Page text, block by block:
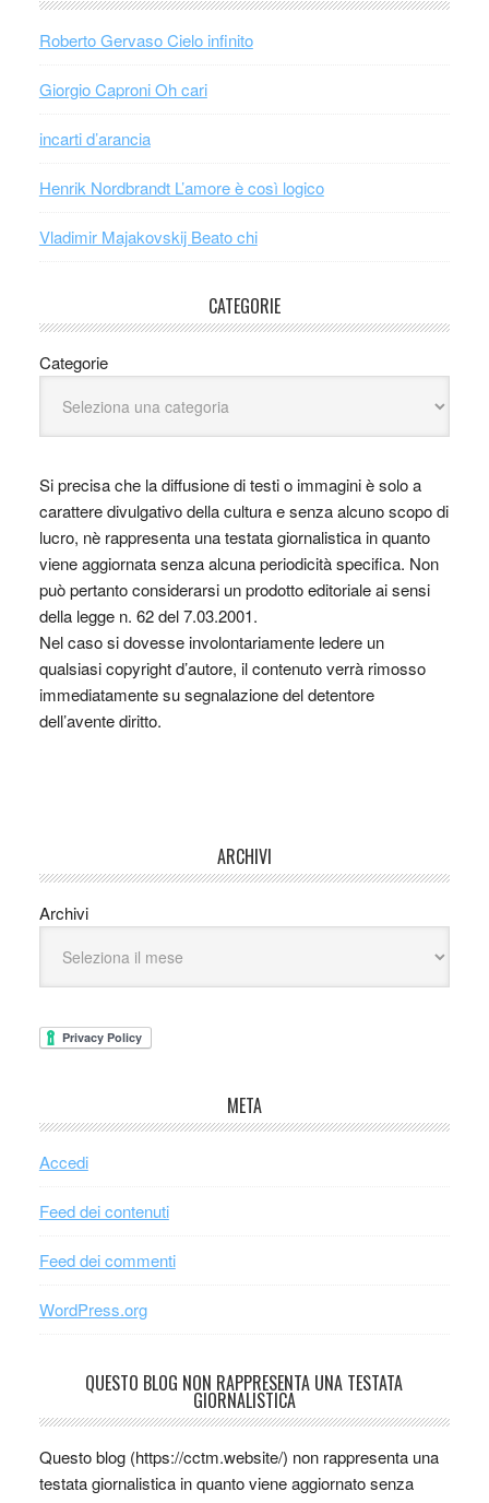
Roberto Gervaso Cielo infinito
Giorgio Caproni Oh cari
incarti d’arancia
Henrik Nordbrandt L’amore è così logico
Vladimir Majakovskij Beato chi
CATEGORIE
Categorie
Si precisa che la diffusione di testi o immagini è solo a
carattere divulgativo della cultura e senza alcuno scopo di
lucro, nè rappresenta una testata giornalistica in quanto
viene aggiornata senza alcuna periodicità specifica. Non
può pertanto considerarsi un prodotto editoriale ai sensi
della legge n. 62 del 7.03.2001.
Nel caso si dovesse involontariamente ledere un
qualsiasi copyright d’autore, il contenuto verrà rimosso
immediatamente su segnalazione del detentore
dell’avente diritto.
ARCHIVI
Archivi
META
Accedi
Feed dei contenuti
Feed dei commenti
WordPress.org
QUESTO BLOG NON RAPPRESENTA UNA TESTATA
GIORNALISTICA
Questo blog (https://cctm.website/) non rappresenta una
testata giornalistica in quanto viene aggiornato senza